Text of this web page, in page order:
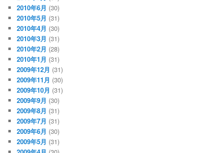
2010年6月 (30)
2010年5月 (31)
2010年4月 (30)
2010年3月 (31)
2010年2月 (28)
2010年1月 (31)
2009年12月 (31)
2009年11月 (30)
2009年10月 (31)
2009年9月 (30)
2009年8月 (31)
2009年7月 (31)
2009年6月 (30)
2009年5月 (31)